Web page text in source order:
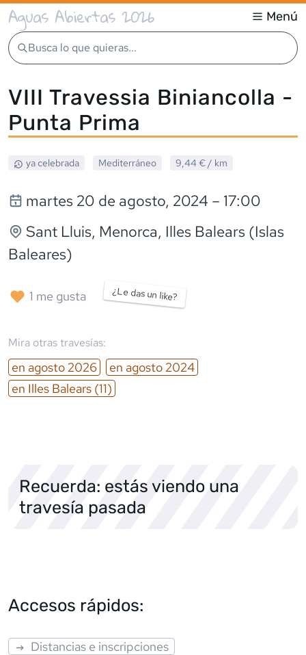
Aguas Abiertas 2026 Menú
Busca lo que quieras...
VIII Travessia Biniancolla -
Punta Prima
ya celebrada Mediterráneo 9,44 € / km
martes 20 de agosto, 2024 – 17:00
Sant Lluis, Menorca, Illes Balears (Islas
Baleares)
1 me gusta ¿Le das un like?
Mira otras travesías:
en agosto 2026 en agosto 2024
en Illes Balears (11)
Recuerda: estás viendo una
travesía pasada
Accesos rápidos:
Distancias e inscripciones